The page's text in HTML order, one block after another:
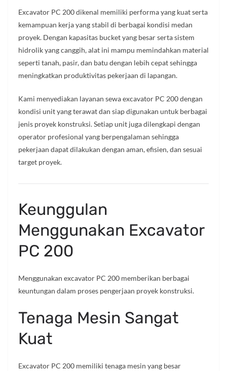
Excavator PC 200 dikenal memiliki performa yang kuat serta
kemampuan kerja yang stabil di berbagai kondisi medan
proyek. Dengan kapasitas bucket yang besar serta sistem
hidrolik yang canggih, alat ini mampu memindahkan material
seperti tanah, pasir, dan batu dengan lebih cepat sehingga
meningkatkan produktivitas pekerjaan di lapangan.
Kami menyediakan layanan sewa excavator PC 200 dengan
kondisi unit yang terawat dan siap digunakan untuk berbagai
jenis proyek konstruksi. Setiap unit juga dilengkapi dengan
operator profesional yang berpengalaman sehingga
pekerjaan dapat dilakukan dengan aman, efisien, dan sesuai
target proyek.
Keunggulan
Menggunakan Excavator
PC 200
Menggunakan excavator PC 200 memberikan berbagai
keuntungan dalam proses pengerjaan proyek konstruksi.
Tenaga Mesin Sangat
Kuat
Excavator PC 200 memiliki tenaga mesin yang besar